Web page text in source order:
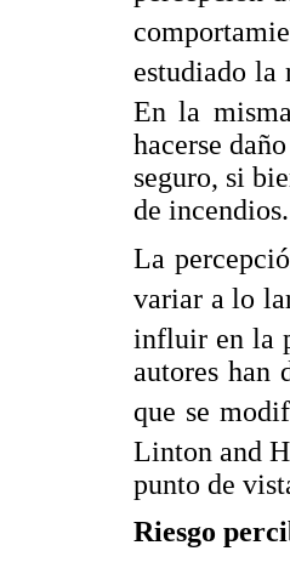
estudiado la
En la
hacerse
seguro, si
de incendios.
La
variar a lo
influir en la
autores han
que se
Linton and
punto de
Riesgo